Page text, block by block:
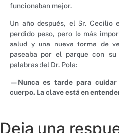
funcionaban mejor.
Un año después, el Sr. Cecilio
perdido peso, pero lo más
salud y una nueva forma de
paseaba por el parque con
palabras del Dr. Pola:
—Nunca es tarde para
cuerpo. La clave está en
Deja una